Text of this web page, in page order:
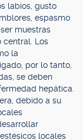
labios, gusto
espasmo
muestras
central. Los
la
por lo tanto,
se deben
hepática.
debido a su
locales